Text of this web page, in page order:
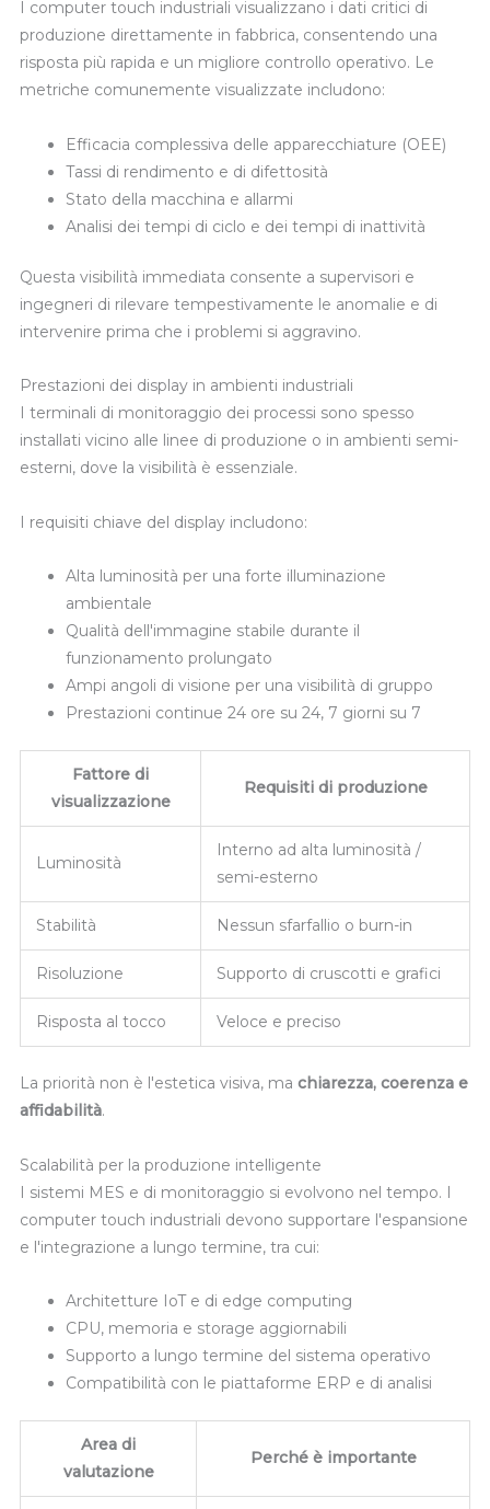
I computer touch industriali visualizzano i dati critici di
produzione direttamente in fabbrica, consentendo una
risposta più rapida e un migliore controllo operativo. Le
metriche comunemente visualizzate includono:
Efficacia complessiva delle apparecchiature (OEE)
Tassi di rendimento e di difettosità
Stato della macchina e allarmi
Analisi dei tempi di ciclo e dei tempi di inattività
Questa visibilità immediata consente a supervisori e
ingegneri di rilevare tempestivamente le anomalie e di
intervenire prima che i problemi si aggravino.
Prestazioni dei display in ambienti industriali
I terminali di monitoraggio dei processi sono spesso
installati vicino alle linee di produzione o in ambienti semi-
esterni, dove la visibilità è essenziale.
I requisiti chiave del display includono:
Alta luminosità per una forte illuminazione
ambientale
Qualità dell'immagine stabile durante il
funzionamento prolungato
Ampi angoli di visione per una visibilità di gruppo
Prestazioni continue 24 ore su 24, 7 giorni su 7
Fattore di
visualizzazione
Requisiti di produzione
Luminosità
Interno ad alta luminosità /
semi-esterno
Stabilità Nessun sfarfallio o burn-in
Risoluzione Supporto di cruscotti e grafici
Risposta al tocco Veloce e preciso
La priorità non è l'estetica visiva, ma chiarezza, coerenza e
affidabilità.
Scalabilità per la produzione intelligente
I sistemi MES e di monitoraggio si evolvono nel tempo. I
computer touch industriali devono supportare l'espansione
e l'integrazione a lungo termine, tra cui:
Architetture IoT e di edge computing
CPU, memoria e storage aggiornabili
Supporto a lungo termine del sistema operativo
Compatibilità con le piattaforme ERP e di analisi
Area di
valutazione
Perché è importante